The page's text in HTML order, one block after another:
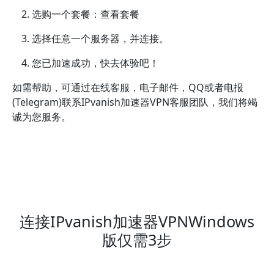
选购一个套餐：查看套餐
选择任意一个服务器，并连接。
您已加速成功，快去体验吧！
如需帮助，可通过在线客服，电子邮件，QQ或者电报
(Telegram)联系IPvanish加速器VPN客服团队，我们将竭
诚为您服务。
连接IPvanish加速器VPNWindows
版仅需3步